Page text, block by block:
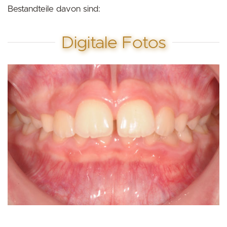
Bestandteile davon sind:
Digitale Fotos